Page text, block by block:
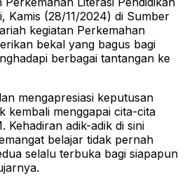
Kamis (28/11/2024) di Sumber
kegiatan Perkemahan
bekal yang bagus bagi
berbagai tantangan ke
mengapresiasi keputusan
kembali menggapai cita-cita
Kehadiran adik-adik di sini
belajar tidak pernah
selalu terbuka bagi siapapun